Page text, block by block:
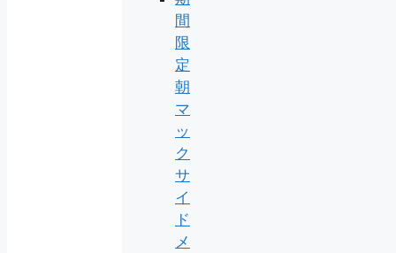
間
限
定
朝
マ
ッ
ク
サ
イ
ド
メ